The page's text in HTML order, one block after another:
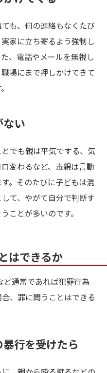
も、何の連絡もなくたび
家に立ち寄るよう強制し
、電話やメールを無視し
場にまで押しかけてきて
ない
でも親は平気でする、気
変わるなど、毒親は言動
。そのたびに子どもは混
て、やがて自分で判断す
ことが多いのです。
はできるか
ど通常であれば犯罪行為
、罪に問うことはできる
暴行を受けたら